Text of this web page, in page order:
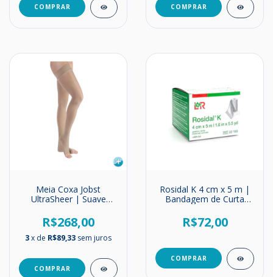
COMPRAR COMPRAR
Meia Coxa Jobst
UltraSheer | Suave
20mmHg
R$268,00
3x de R$89,33 sem juros
COMPRAR
Rosidal K 4 cm x 5 m |
Bandagem de Curta
Compressão
R$72,00